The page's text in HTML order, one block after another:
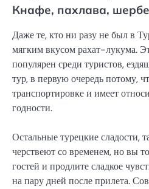
Кнафе, пахлава,
Даже те, кто ни разу не был в
мягким вкусом рахат-лукума.
популярен среди туристов,
тур, в первую очередь потому,
транспортировке и имеет
годности.
Остальные турецкие сладости,
черствеют со временем, но вы
гостей и продлите сладкое
на пару дней после прилета.